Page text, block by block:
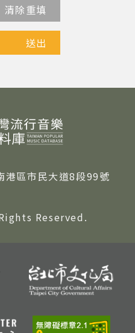
清除重填
送出
港區市民大道8段99號
Reserved.